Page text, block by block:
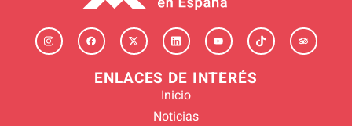
ENLACES DE INTERÉS
Inicio
Noticias